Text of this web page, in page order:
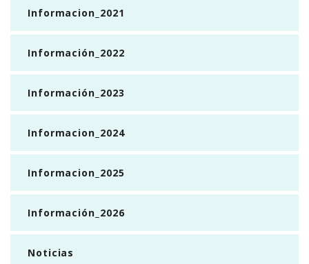
Informacion_2021
Información_2022
Información_2023
Informacion_2024
Informacion_2025
Información_2026
Noticias